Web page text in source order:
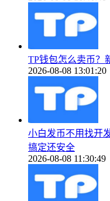
TP钱包怎么卖币？
2026-08-08 13:01:20
小白发币不用找开
搞定还安全
2026-08-08 11:30:49